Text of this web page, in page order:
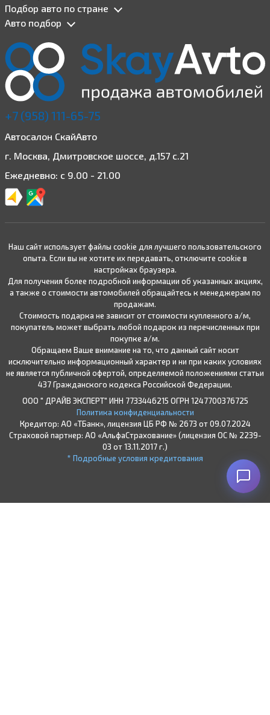
Подбор авто по стране
Авто подбор
+7 (958) 111-65-75
Автосалон СкайАвто
г. Москва, Дмитровское шоссе, д.157 с.21
Ежедневно: с 9.00 - 21.00
Наш сайт использует файлы cookie для лучшего пользовательского
опыта. Если вы не хотите их передавать, отключите cookie в
настройках браузера.
Для получения более подробной информации об указанных акциях,
а также о стоимости автомобилей обращайтесь к менеджерам по
продажам.
Стоимость подарка не зависит от стоимости купленного а/м,
покупатель может выбрать любой подарок из перечисленных при
покупке а/м.
Обращаем Ваше внимание на то, что данный сайт носит
исключительно информационный характер и ни при каких условиях
не является публичной офертой, определяемой положениями статьи
437 Гражданского кодекса Российской Федерации.
ООО " ДРАЙВ ЭКСПЕРТ" ИНН 7733446215 ОГРН 1247700376725
Политика конфиденциальности
Кредитор: АО «ТБанк», лицензия ЦБ РФ № 2673 от 09.07.2024
Страховой партнер: АО «АльфаСтрахование» (лицензия ОС № 2239-
03 от 13.11.2017 г.)
* Подробные условия кредитования